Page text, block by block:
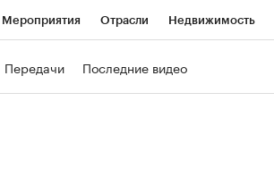
Мероприятия Отрасли Недвижимость
Передачи Последние видео